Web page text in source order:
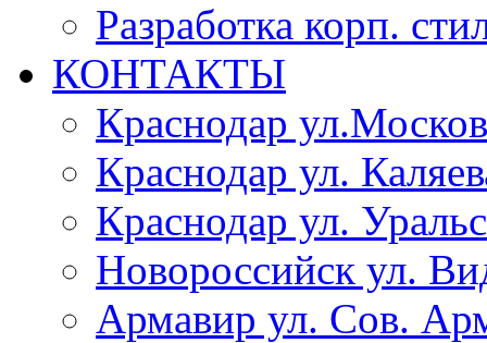
Разработка корп.
КОНТАКТЫ
Краснодар
Краснодар ул.
Краснодар ул.
Новороссийск ул.
Армавир ул. Сов.